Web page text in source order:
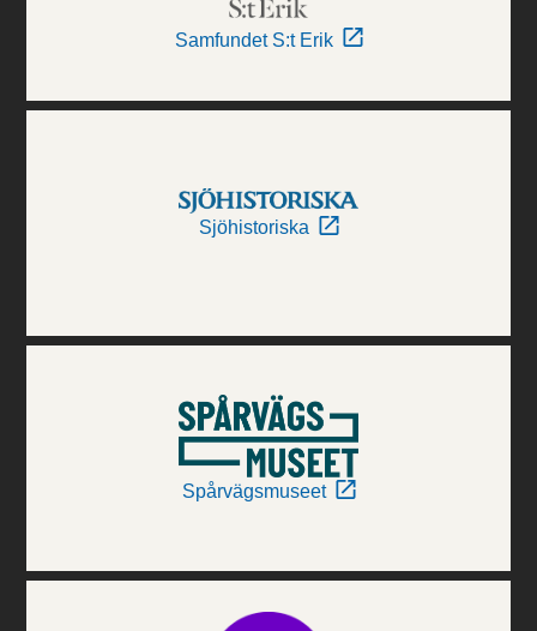
Samfundet S:t Erik
Sjöhistoriska
Spårvägsmuseet